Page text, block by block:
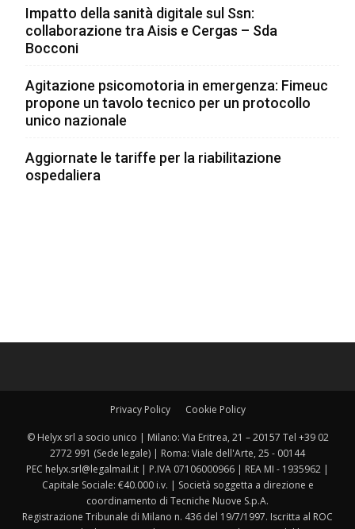
Impatto della sanità digitale sul Ssn:
collaborazione tra Aisis e Cergas – Sda
Bocconi
Agitazione psicomotoria in emergenza: Fimeuc
propone un tavolo tecnico per un protocollo
unico nazionale
Aggiornate le tariffe per la riabilitazione
ospedaliera
Privacy Policy Cookie Policy
© Helyx srl a socio unico | Milano: Via Eritrea, 21 – 20157 Tel +39 02
2772 991 (Sede legale) | Roma: Viale dell'Arte, 25 - 00144
PEC helyx.srl@legalmail.it | P.IVA 07106000966 | REA MI - 1935962 |
Capitale Sociale: €40.000 i.v. | Società soggetta a direzione e
coordinamento di Tecniche Nuove S.p.A.
Registrazione Tribunale di Milano n. 436 del 19/7/1997. Iscritta al ROC